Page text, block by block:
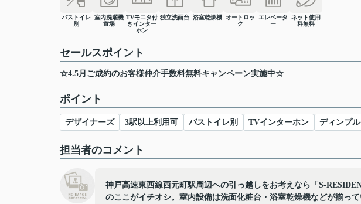
バストイレ
別
室内洗濯機
置場
TVモニタ付
きインター
ホン
独立洗面台 浴室乾燥機
オートロッ
ク
エレベータ
ー
ネット使用
料無料
セールスポイント
☆4.5月ご成約のお客様仲介手数料無料キャンペーン実施中☆
ポイント
デザイナーズ 3駅以上利用可 バストイレ別 TVインターホン ディンプ
担当者のコメント
神戸高速東西線西元町駅周辺への引っ越しをお考えなら「S-
のここがイチオシ。室内設備は洗面化粧台・浴室乾燥機などが揃っ